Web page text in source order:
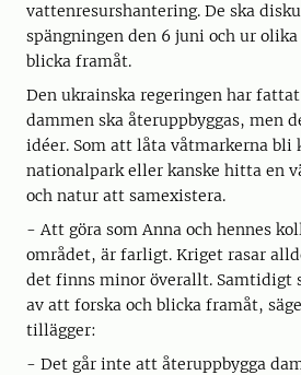
vattenresurshantering. De ska
spängningen den 6 juni och ur
blicka framåt.
Den ukrainska regeringen har
dammen ska återuppbyggas, men
idéer. Som att låta våtmarkerna bli
nationalpark eller kanske hitta en
och natur att samexistera.
- Att göra som Anna och hennes
området, är farligt. Kriget rasar
det finns minor överallt. Samtidigt
av att forska och blicka framåt,
tillägger:
- Det går inte att återuppbygga